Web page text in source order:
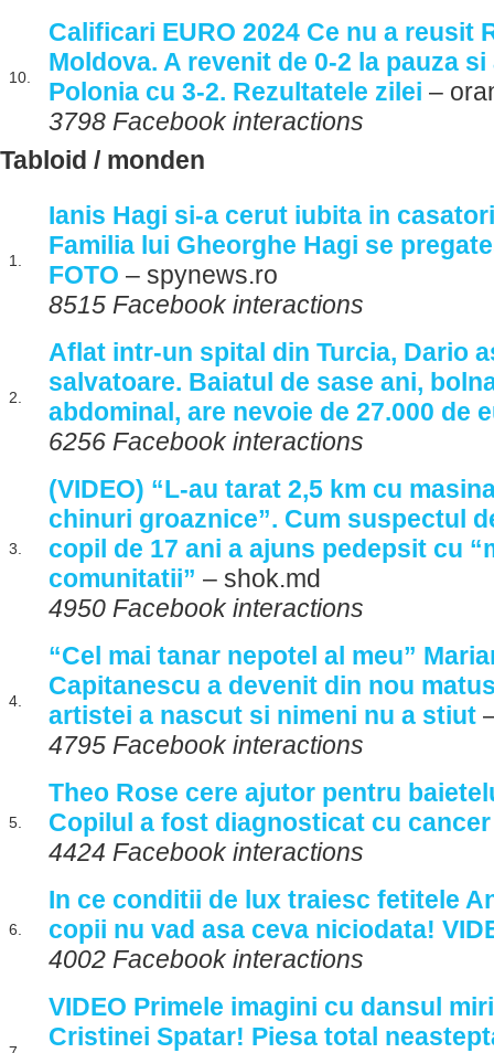
10.
Calificari EURO 2024 Ce nu a reusit
Moldova. A revenit de 0-2 la pauza
Polonia cu 3-2. Rezultatele zilei –
3798 Facebook interactions
Tabloid / monden
1.
Ianis Hagi si-a cerut iubita in
Familia lui Gheorghe Hagi se
FOTO – spynews.ro
8515 Facebook interactions
2.
Aflat intr-un spital din Turcia, Dario
salvatoare. Baiatul de sase ani,
abdominal, are nevoie de 27.000 de
6256 Facebook interactions
3.
(VIDEO) “L-au tarat 2,5 km cu
chinuri groaznice”. Cum suspectul
copil de 17 ani a ajuns pedepsit cu
comunitatii” – shok.md
4950 Facebook interactions
4.
“Cel mai tanar nepotel al meu”
Capitanescu a devenit din nou
artistei a nascut si nimeni nu a stiut
4795 Facebook interactions
5.
Theo Rose cere ajutor pentru
Copilul a fost diagnosticat cu cancer
4424 Facebook interactions
6.
In ce conditii de lux traiesc fetitele
copii nu vad asa ceva niciodata!
4002 Facebook interactions
VIDEO Primele imagini cu dansul
Cristinei Spatar! Piesa total